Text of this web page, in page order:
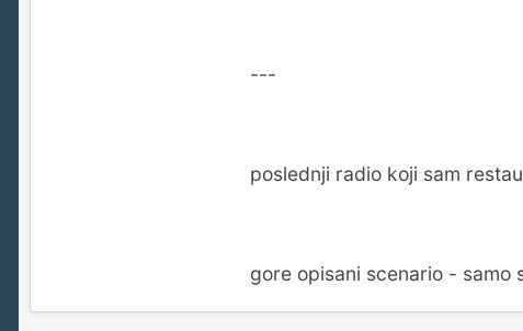
---
poslednji radio koji sam
gore opisani scenario - samo